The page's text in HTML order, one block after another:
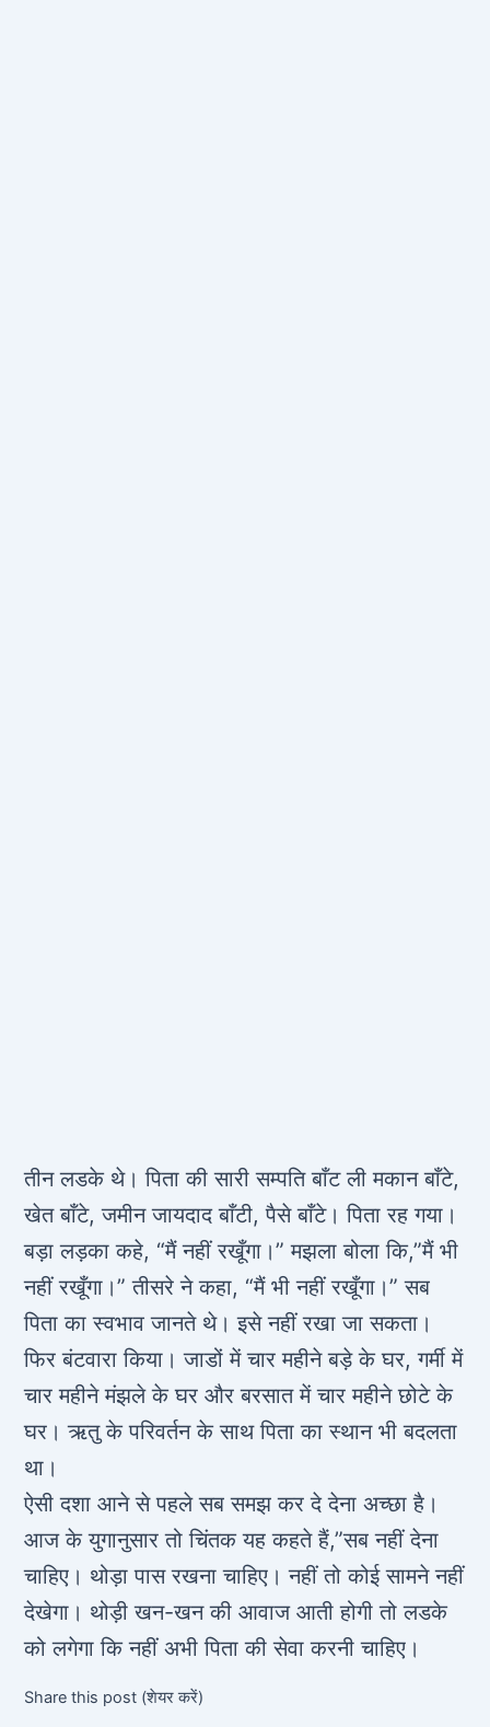
तीन लडके थे। पिता की सारी सम्पति बाँट ली मकान बाँटे,
खेत बाँटे, जमीन जायदाद बाँटी, पैसे बाँटे। पिता रह गया।
बड़ा लड़का कहे, “मैं नहीं रखूँगा।” मझला बोला कि,”मैं भी
नहीं रखूँगा।” तीसरे ने कहा, “मैं भी नहीं रखूँगा।” सब
पिता का स्वभाव जानते थे। इसे नहीं रखा जा सकता।
फिर बंटवारा किया। जाडों में चार महीने बड़े के घर, गर्मी में
चार महीने मंझले के घर और बरसात में चार महीने छोटे के
घर। ऋतु के परिवर्तन के साथ पिता का स्थान भी बदलता
था।
ऐसी दशा आने से पहले सब समझ कर दे देना अच्छा है।
आज के युगानुसार तो चिंतक यह कहते हैं,”सब नहीं देना
चाहिए। थोड़ा पास रखना चाहिए। नहीं तो कोई सामने नहीं
देखेगा। थोड़ी खन-खन की आवाज आती होगी तो लडके
को लगेगा कि नहीं अभी पिता की सेवा करनी चाहिए।
Share this post (शेयर करें)